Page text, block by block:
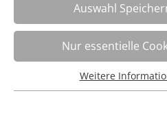
Geistlicher Tag. Salz
Seelsorge im
Auswahl
Nur essentielle
Essentielle Cookies werden
Weitere